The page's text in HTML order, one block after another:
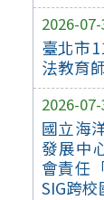
2026-
臺北市
法教育
2026-
國立海
發展中
會責任
SIG跨校